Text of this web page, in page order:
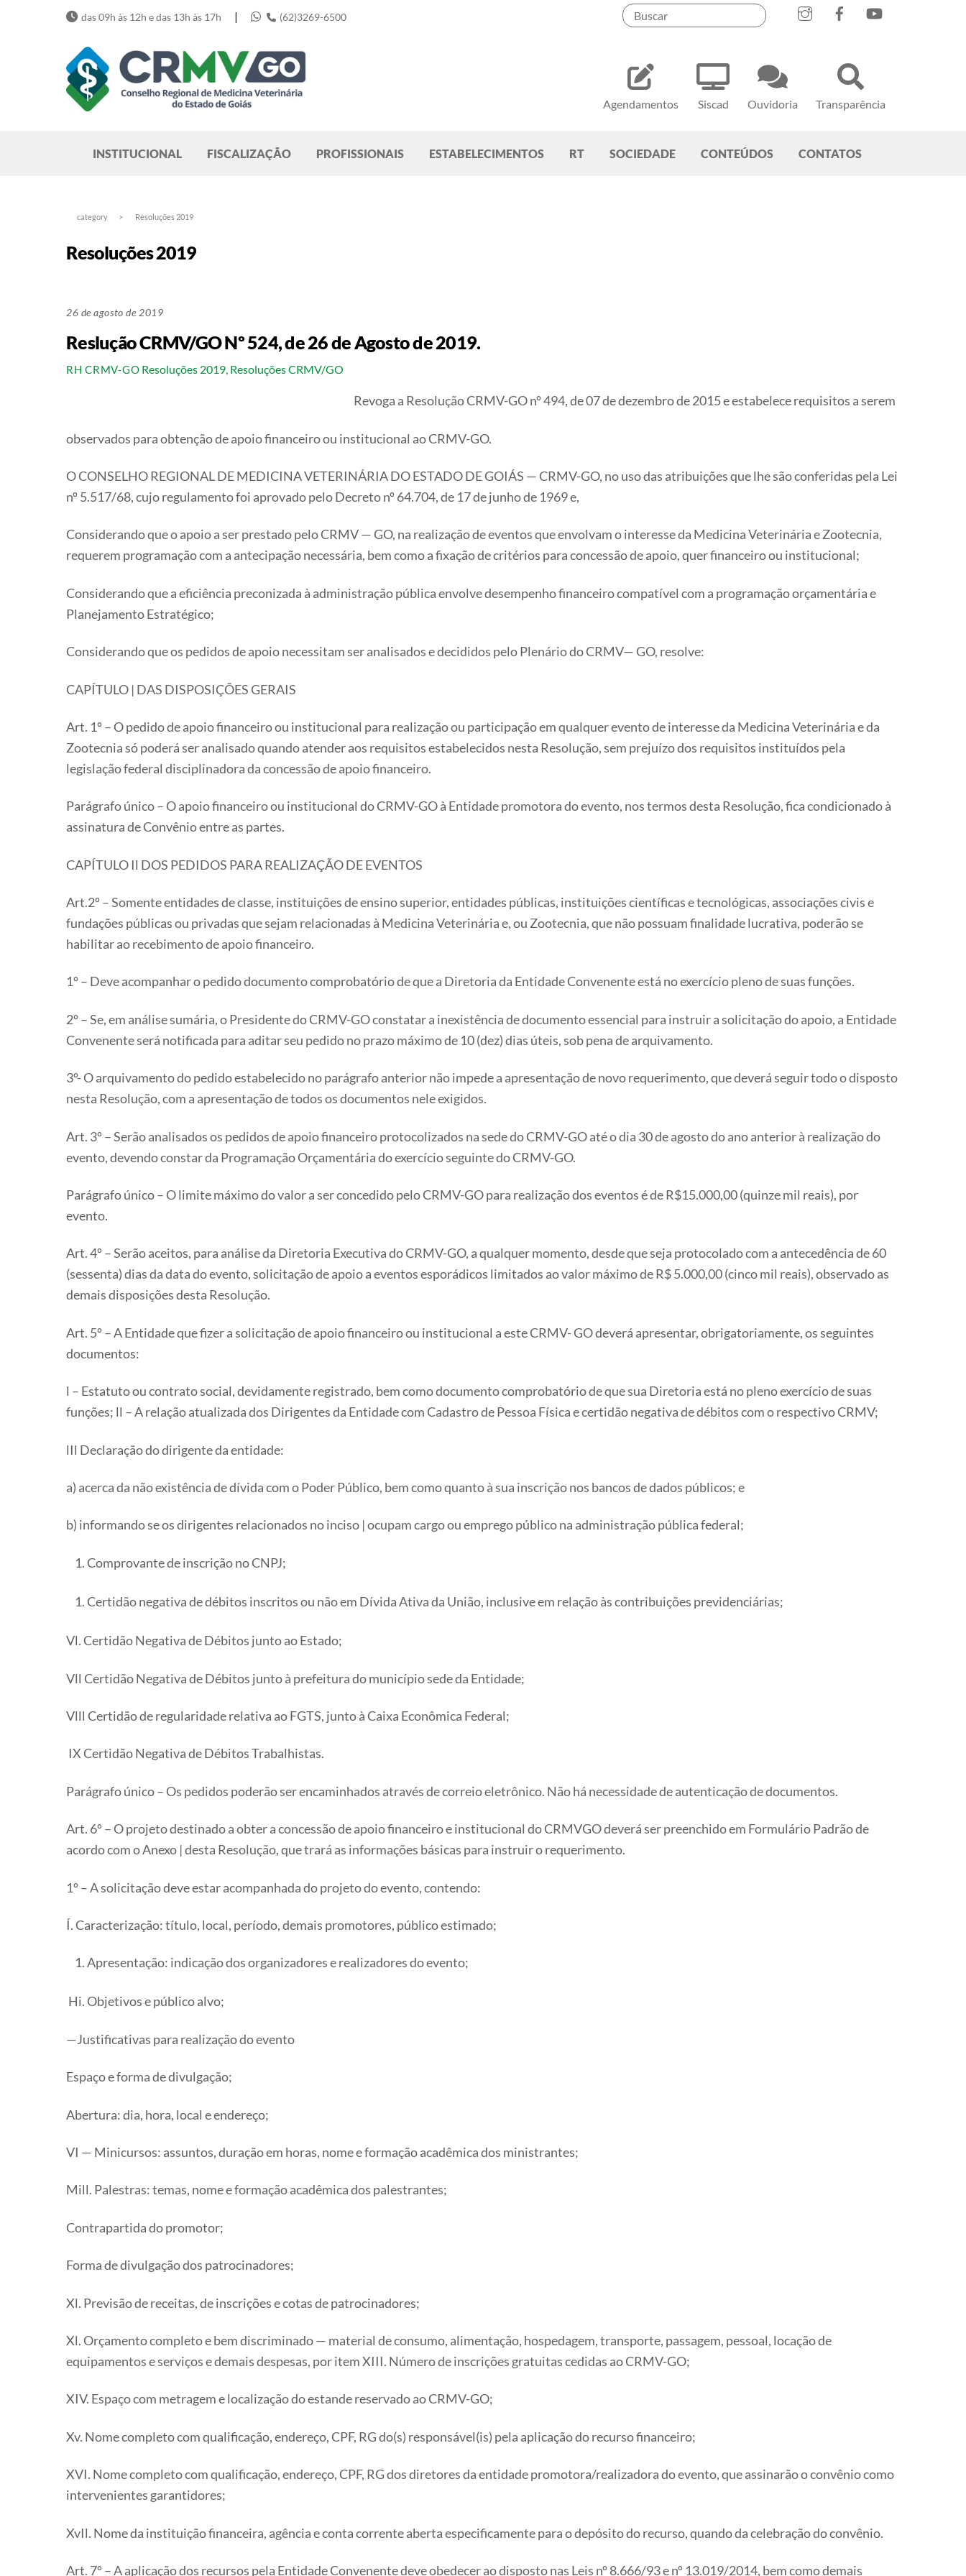
Agendamentos Siscad Ouvidoria Transparência
das 09h às 12h e das 13h às 17h | (62)3269-6500
INSTITUCIONAL FISCALIZAÇÃO PROFISSIONAIS ESTABELECIMENTOS RT SOCIEDADE CONTEÚDOS CONTATOS
category > Resoluções 2019
Resoluções 2019
26 de agosto de 2019
Reslução CRMV/GO Nº 524, de 26 de Agosto de 2019.
RH CRMV-GO Resoluções 2019, Resoluções CRMV/GO
Revoga a Resolução CRMV-GO nº 494, de 07 de dezembro de 2015 e estabelece requisitos a serem
observados para obtenção de apoio financeiro ou institucional ao CRMV-GO.
O CONSELHO REGIONAL DE MEDICINA VETERINÁRIA DO ESTADO DE GOIÁS — CRMV-GO, no uso das atribuições que lhe são conferidas pela Lei
nº 5.517/68, cujo regulamento foi aprovado pelo Decreto nº 64.704, de 17 de junho de 1969 e,
Considerando que o apoio a ser prestado pelo CRMV — GO, na realização de eventos que envolvam o interesse da Medicina Veterinária e Zootecnia,
requerem programação com a antecipação necessária, bem como a fixação de critérios para concessão de apoio, quer financeiro ou institucional;
Considerando que a eficiência preconizada à administração pública envolve desempenho financeiro compatível com a programação orçamentária e
Planejamento Estratégico;
Considerando que os pedidos de apoio necessitam ser analisados e decididos pelo Plenário do CRMV— GO, resolve:
CAPÍTULO | DAS DISPOSIÇÕES GERAIS
Art. 1º – O pedido de apoio financeiro ou institucional para realização ou participação em qualquer evento de interesse da Medicina Veterinária e da
Zootecnia só poderá ser analisado quando atender aos requisitos estabelecidos nesta Resolução, sem prejuízo dos requisitos instituídos pela
legislação federal disciplinadora da concessão de apoio financeiro.
Parágrafo único – O apoio financeiro ou institucional do CRMV-GO à Entidade promotora do evento, nos termos desta Resolução, fica condicionado à
assinatura de Convênio entre as partes.
CAPÍTULO Il DOS PEDIDOS PARA REALIZAÇÃO DE EVENTOS
Art.2º – Somente entidades de classe, instituições de ensino superior, entidades públicas, instituições científicas e tecnológicas, associações civis e
fundações públicas ou privadas que sejam relacionadas à Medicina Veterinária e, ou Zootecnia, que não possuam finalidade lucrativa, poderão se
habilitar ao recebimento de apoio financeiro.
1º – Deve acompanhar o pedido documento comprobatório de que a Diretoria da Entidade Convenente está no exercício pleno de suas funções.
2º – Se, em análise sumária, o Presidente do CRMV-GO constatar a inexistência de documento essencial para instruir a solicitação do apoio, a Entidade
Convenente será notificada para aditar seu pedido no prazo máximo de 10 (dez) dias úteis, sob pena de arquivamento.
3º- O arquivamento do pedido estabelecido no parágrafo anterior não impede a apresentação de novo requerimento, que deverá seguir todo o disposto
nesta Resolução, com a apresentação de todos os documentos nele exigidos.
Art. 3º – Serão analisados os pedidos de apoio financeiro protocolizados na sede do CRMV-GO até o dia 30 de agosto do ano anterior à realização do
evento, devendo constar da Programação Orçamentária do exercício seguinte do CRMV-GO.
Parágrafo único – O limite máximo do valor a ser concedido pelo CRMV-GO para realização dos eventos é de R$15.000,00 (quinze mil reais), por
evento.
Art. 4º – Serão aceitos, para análise da Diretoria Executiva do CRMV-GO, a qualquer momento, desde que seja protocolado com a antecedência de 60
(sessenta) dias da data do evento, solicitação de apoio a eventos esporádicos limitados ao valor máximo de R$ 5.000,00 (cinco mil reais), observado as
demais disposições desta Resolução.
Art. 5º – A Entidade que fizer a solicitação de apoio financeiro ou institucional a este CRMV- GO deverá apresentar, obrigatoriamente, os seguintes
documentos:
l – Estatuto ou contrato social, devidamente registrado, bem como documento comprobatório de que sua Diretoria está no pleno exercício de suas
funções; ll – A relação atualizada dos Dirigentes da Entidade com Cadastro de Pessoa Física e certidão negativa de débitos com o respectivo CRMV;
lIl Declaração do dirigente da entidade:
a) acerca da não existência de dívida com o Poder Público, bem como quanto à sua inscrição nos bancos de dados públicos; e
b) informando se os dirigentes relacionados no inciso | ocupam cargo ou emprego público na administração pública federal;
Comprovante de inscrição no CNPJ;
Certidão negativa de débitos inscritos ou não em Dívida Ativa da União, inclusive em relação às contribuições previdenciárias;
Vl. Certidão Negativa de Débitos junto ao Estado;
Vll Certidão Negativa de Débitos junto à prefeitura do município sede da Entidade;
Vlll Certidão de regularidade relativa ao FGTS, junto à Caixa Econômica Federal;
IX Certidão Negativa de Débitos Trabalhistas.
Parágrafo único – Os pedidos poderão ser encaminhados através de correio eletrônico. Não há necessidade de autenticação de documentos.
Art. 6º – O projeto destinado a obter a concessão de apoio financeiro e institucional do CRMVGO deverá ser preenchido em Formulário Padrão de
acordo com o Anexo | desta Resolução, que trará as informações básicas para instruir o requerimento.
1º – A solicitação deve estar acompanhada do projeto do evento, contendo:
Í. Caracterização: título, local, período, demais promotores, público estimado;
Apresentação: indicação dos organizadores e realizadores do evento;
Hi. Objetivos e público alvo;
—Justificativas para realização do evento
Espaço e forma de divulgação;
Abertura: dia, hora, local e endereço;
VI — Minicursos: assuntos, duração em horas, nome e formação acadêmica dos ministrantes;
Mill. Palestras: temas, nome e formação acadêmica dos palestrantes;
Contrapartida do promotor;
Forma de divulgação dos patrocinadores;
Xl. Previsão de receitas, de inscrições e cotas de patrocinadores;
Xl. Orçamento completo e bem discriminado — material de consumo, alimentação, hospedagem, transporte, passagem, pessoal, locação de
equipamentos e serviços e demais despesas, por item XIII. Número de inscrições gratuitas cedidas ao CRMV-GO;
XIV. Espaço com metragem e localização do estande reservado ao CRMV-GO;
Xv. Nome completo com qualificação, endereço, CPF, RG do(s) responsável(is) pela aplicação do recurso financeiro;
XVI. Nome completo com qualificação, endereço, CPF, RG dos diretores da entidade promotora/realizadora do evento, que assinarão o convênio como
intervenientes garantidores;
XvIl. Nome da instituição financeira, agência e conta corrente aberta especificamente para o depósito do recurso, quando da celebração do convênio.
Art. 7º – A aplicação dos recursos pela Entidade Convenente deve obedecer ao disposto nas Leis nº 8.666/93 e nº 13.019/2014, bem como demais